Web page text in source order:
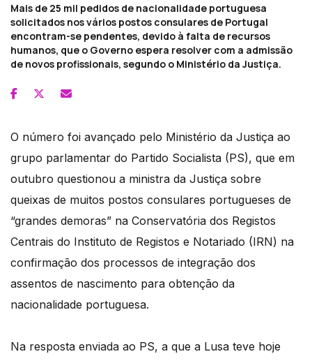
Mais de 25 mil pedidos de nacionalidade portuguesa
solicitados nos vários postos consulares de Portugal
encontram-se pendentes, devido à falta de recursos
humanos, que o Governo espera resolver com a admissão
de novos profissionais, segundo o Ministério da Justiça.
O número foi avançado pelo Ministério da Justiça ao
grupo parlamentar do Partido Socialista (PS), que em
outubro questionou a ministra da Justiça sobre
queixas de muitos postos consulares portugueses de
“grandes demoras” na Conservatória dos Registos
Centrais do Instituto de Registos e Notariado (IRN) na
confirmação dos processos de integração dos
assentos de nascimento para obtenção da
nacionalidade portuguesa.
Na resposta enviada ao PS, a que a Lusa teve hoje